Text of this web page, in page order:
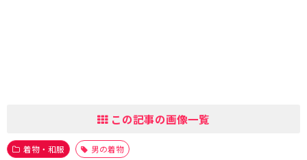
この記事の画像一覧
着物・和服 男の着物